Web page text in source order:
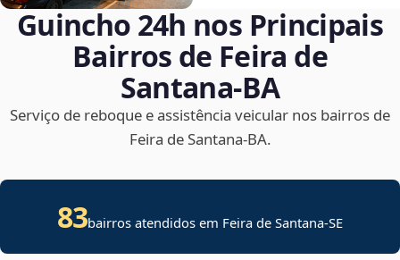
Guincho 24h nos Principais
Bairros de Feira de
Santana‑BA
Serviço de reboque e assistência veicular nos bairros de
Feira de Santana‑BA.
83bairros atendidos em Feira de Santana-SE